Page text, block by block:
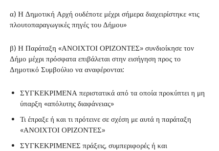
α) Η Δημοτική Αρχή ουδέποτε μέχρι σήμερα διαχειρίστηκε «τις
πλουτοπαραγωγικές πηγές του Δήμου»
β) Η Παράταξη «ΑΝΟΙΧΤΟΙ ΟΡΙΖΟΝΤΕΣ» συνδιοίκησε τον
Δήμο μέχρι πρόσφατα επιβάλεται στην εισήγηση προς το
Δημοτικό Συμβούλιο να αναφέρονται:
ΣΥΓΚΕΚΡΙΜΕΝΑ περιστατικά από τα οποία προκύπτει η μη
ύπαρξη «απόλυτης διαφάνειας»
Τι έπραξε ή και τι πρότεινε σε σχέση με αυτά η παράταξη
«ΑΝΟΙΧΤΟΙ ΟΡΙΖΟΝΤΕΣ»
ΣΥΓΚΕΚΡΙΜΕΝΕΣ πράξεις, συμπεριφορές ή και